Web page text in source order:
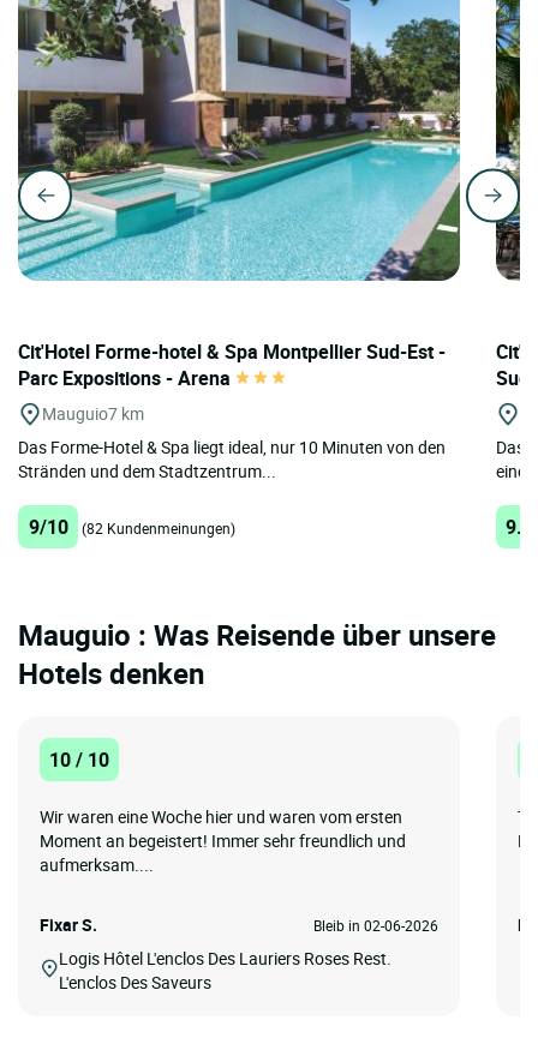
Cit'Hotel Forme-hotel & Spa Montpellier Sud-Est -
Parc Expositions - Arena
Mauguio7 km
Das Forme-Hotel & Spa liegt ideal, nur 10 Minuten von den
Stränden und dem Stadtzentrum...
9/10 (82 Kundenmeinungen)
Sud
Das
Mauguio : Was Reisende über unsere
Hotels denken
10 / 10
Wir waren eine Woche hier und waren vom ersten
Moment an begeistert! Immer sehr freundlich und
aufmerksam....
Fixar S. Bleib in 02-06-2026
Logis Hôtel L'enclos Des Lauriers Roses Rest.
L'enclos Des Saveurs